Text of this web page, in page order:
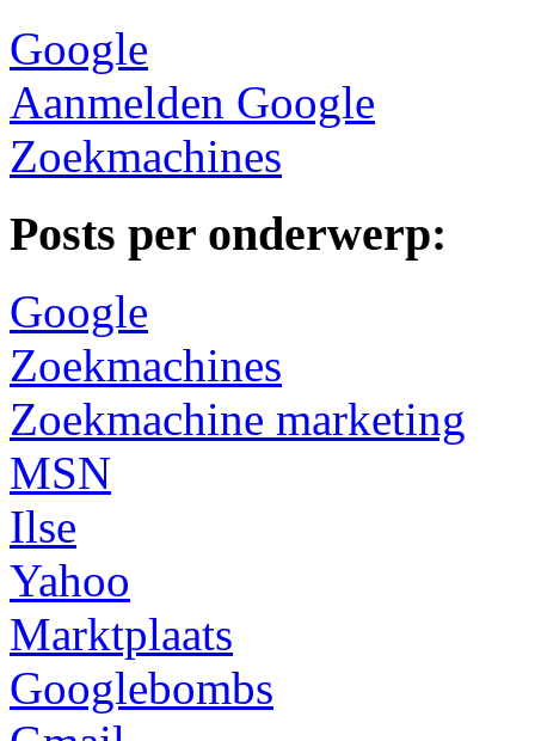
Google
Aanmelden Google
Zoekmachines
Posts per onderwerp:
Google
Zoekmachines
Zoekmachine marketing
MSN
Ilse
Yahoo
Marktplaats
Googlebombs